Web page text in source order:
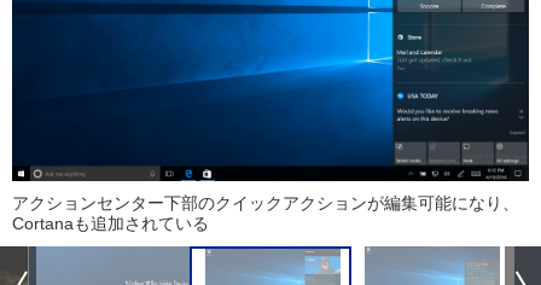
アクションセンター下部のクイックアクションが編集可能になり、
Cortanaも追加されている